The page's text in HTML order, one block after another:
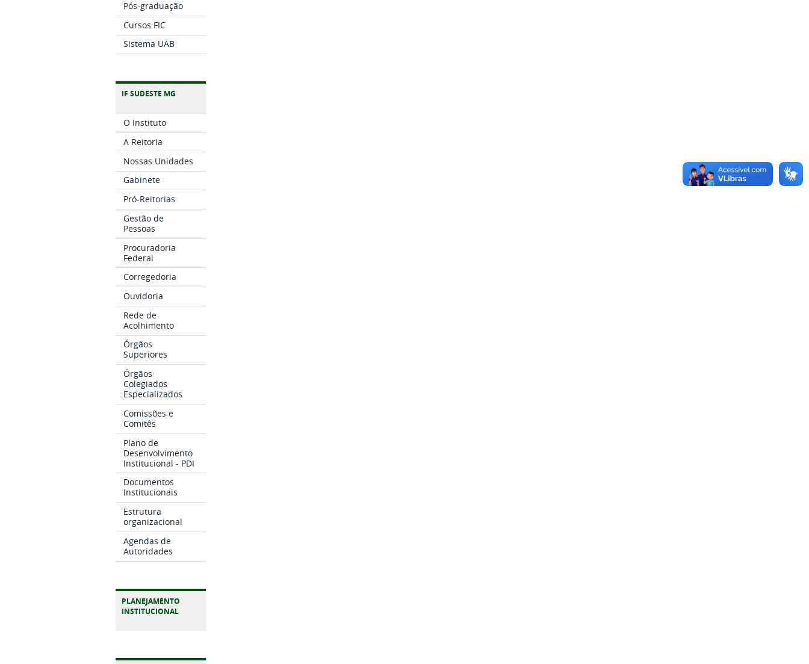
Pós-graduação
Cursos FIC
Sistema UAB
IF SUDESTE MG
O Instituto
A Reitoria
Nossas Unidades
Gabinete
Pró-Reitorias
Gestão de
Pessoas
Procuradoria
Federal
Corregedoria
Ouvidoria
Rede de
Acolhimento
Órgãos
Superiores
Órgãos
Colegiados
Especializados
Comissões e
Comitês
Plano de
Desenvolvimento
Institucional - PDI
Documentos
Institucionais
Estrutura
organizacional
Agendas de
Autoridades
PLANEJAMENTO
INSTITUCIONAL